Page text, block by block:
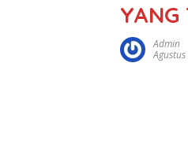
YANG
Admin